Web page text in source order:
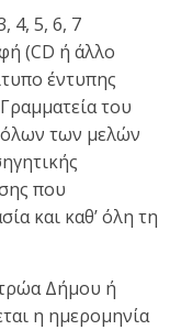
4, 5, 6, 7
(CD ή άλλο
έντυπης
του
όλων των μελών
που
και καθ’ όλη τη
Δήμου ή
η ημερομηνία